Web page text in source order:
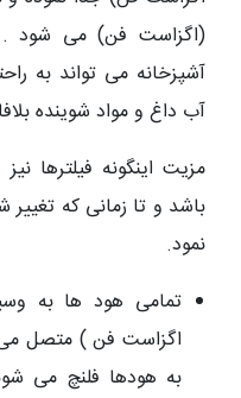
(اگزاست فن) می شود .
آشپزخانه می تواند به
آب داغ و مواد شوینده
مزیت اینگونه فیلترها
باشد و تا زمانی که
نمود.
تمامی هود ها به
اگزاست فن ) متصل می
به هودها فلنچ می